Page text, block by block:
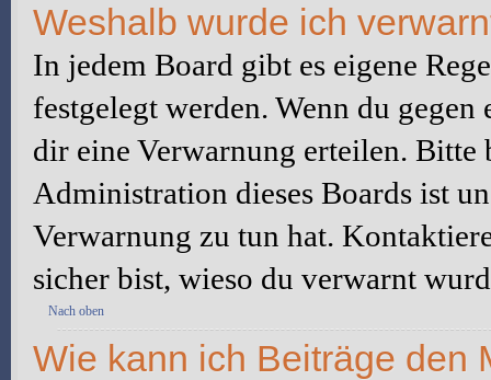
Weshalb wurde ich
In jedem Board gibt es eigene
festgelegt werden. Wenn du
dir eine Verwarnung erteilen. Bitte
Administration dieses Boards ist
Verwarnung zu tun hat.
sicher bist, wieso du verwarnt
Nach oben
Wie kann ich Beiträge den